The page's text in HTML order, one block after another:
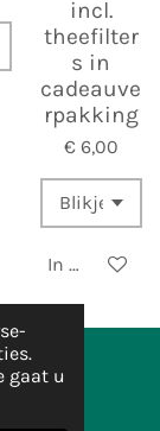
gaat u
incl.
theefilter
s in
cadeauve
rpakking
€ 6,00
In